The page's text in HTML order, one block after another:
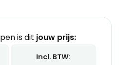
is dit jouw prijs:
Incl. BTW: